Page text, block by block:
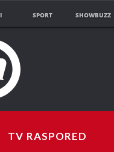
SPORT SHOWBUZZ
TV RASPORED